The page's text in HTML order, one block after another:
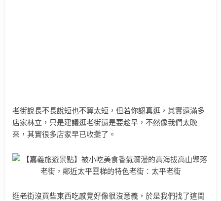
老街說長不長說短也不算太短，但若你認真逛，其實還滿多
店家林立，只是建議逛老街還是要趁早，不然像我們太晚
來，其實很多店家早已收攤了。
逛老街沒買些東西吃感覺好像很沒意義，於是我們找了這間